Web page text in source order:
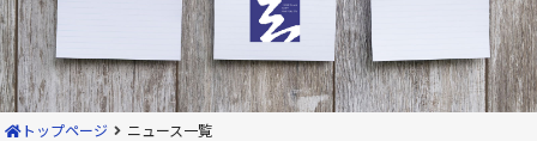
トップページ ニュース一覧